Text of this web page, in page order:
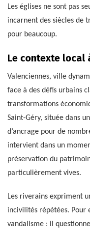
Les églises ne sont pas
incarnent des siècles de
pour beaucoup.
Le contexte local
Valenciennes, ville
face à des défis urbains
transformations
Saint-Géry, située dans
d’ancrage pour de
intervient dans un
préservation du
particulièrement vives.
Les riverains expriment
incivilités répétées. Pour
vandalisme : il